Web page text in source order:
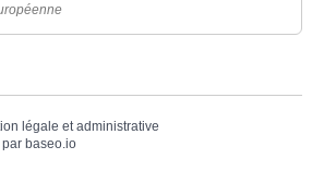
légale et administrative
baseo.io